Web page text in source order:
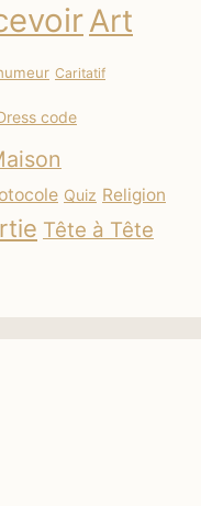
Art
Caritatif
code
Quiz Religion
Tête à Tête